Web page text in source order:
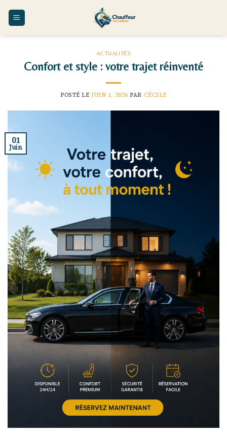
ACTUALITÉS
Confort et style : votre trajet réinventé
POSTÉ LEJUIN 1, 2026 PAR CÉCILE
01
Juin